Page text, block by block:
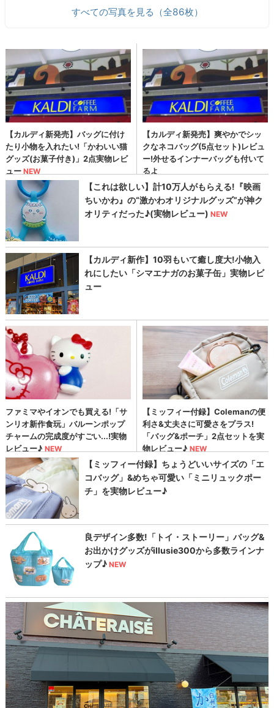
すべての写真を見る（全86枚）